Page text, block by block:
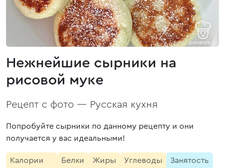
Нежнейшие сырники на
рисовой муке
Рецепт с фото — Русская кухня
Попробуйте сырники по данному рецепту и они
получается у вас идеальными!
Калории
Белки
Жиры
Углеводы
Занятость